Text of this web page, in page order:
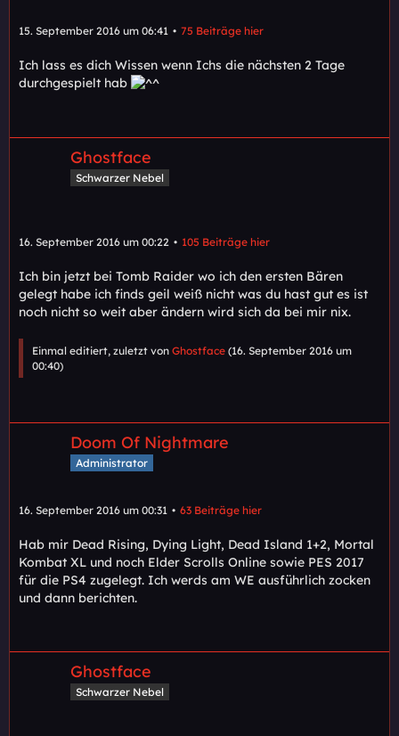
15. September 2016 um 06:41 75 Beiträge hier
Ich lass es dich Wissen wenn Ichs die nächsten 2 Tage
durchgespielt hab
Ghostface
Schwarzer Nebel
16. September 2016 um 00:22 105 Beiträge hier
Ich bin jetzt bei Tomb Raider wo ich den ersten Bären
gelegt habe ich finds geil weiß nicht was du hast gut es ist
noch nicht so weit aber ändern wird sich da bei mir nix.
Einmal editiert, zuletzt von Ghostface (16. September 2016 um
00:40)
Doom Of Nightmare
Administrator
16. September 2016 um 00:31 63 Beiträge hier
Hab mir Dead Rising, Dying Light, Dead Island 1+2, Mortal
Kombat XL und noch Elder Scrolls Online sowie PES 2017
für die PS4 zugelegt. Ich werds am WE ausführlich zocken
und dann berichten.
Ghostface
Schwarzer Nebel